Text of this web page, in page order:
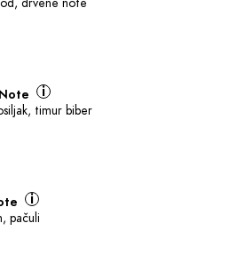
timur biber
pačuli